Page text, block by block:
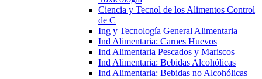
Ciencia y Tecnol de los Alimentos Control
de C
Ing y Tecnología General Alimentaria
Ind Alimentaria: Carnes Huevos
Ind Alimentaria Pescados y Mariscos
Ind Alimentaria: Bebidas Alcohólicas
Ind Alimentaria: Bebidas no Alcohólicas